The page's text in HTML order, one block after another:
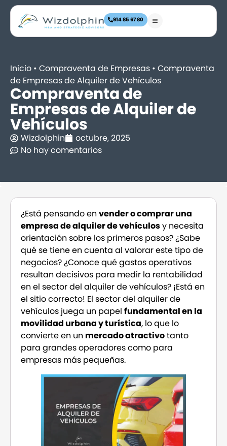
914 85 67 80
Inicio • Compraventa de Empresas • Compraventa
de Empresas de Alquiler de Vehículos
Compraventa de
Empresas de Alquiler de
Vehículos
Wizdolphin
octubre, 2025
No hay comentarios
¿Está pensando envender o comprar una
empresa de alquiler de vehículosy necesita
orientación sobre los primeros pasos? ¿Sabe
qué se tiene en cuenta al valorar este tipo de
negocios? ¿Conoce qué gastos operativos
resultan decisivos para medir la rentabilidad
en el sector del alquiler de vehículos? ¡Está en
el sitio correcto! El sector del alquiler de
vehículos juega un papel fundamental en la
movilidad urbana y turística, lo que lo
convierte en un mercado atractivotanto
para grandes operadores como para
empresas más pequeñas.